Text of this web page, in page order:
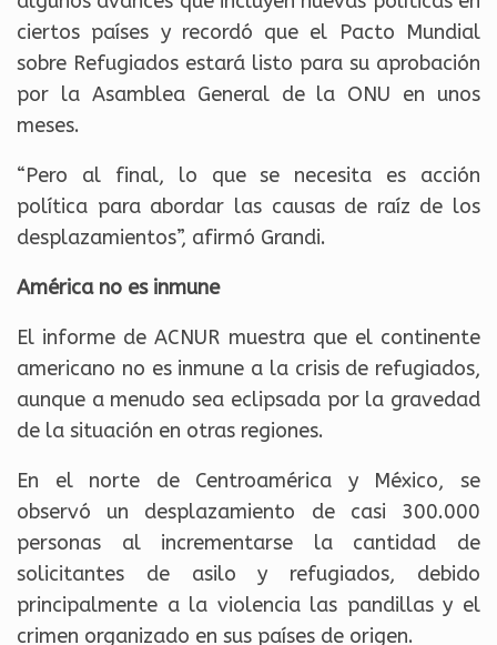
ciertos países y recordó que el Pacto Mundial
sobre Refugiados estará listo para su aprobación
por la Asamblea General de la ONU en unos
meses.
“Pero al final, lo que se necesita es acción
política para abordar las causas de raíz de los
desplazamientos”, afirmó Grandi.
América no es inmune
El informe de ACNUR muestra que el continente
americano no es inmune a la crisis de refugiados,
aunque a menudo sea eclipsada por la gravedad
de la situación en otras regiones.
En el norte de Centroamérica y México, se
observó un desplazamiento de casi 300.000
personas al incrementarse la cantidad de
solicitantes de asilo y refugiados, debido
principalmente a la violencia las pandillas y el
crimen organizado en sus países de origen.